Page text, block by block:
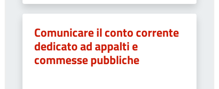
Comunicare il conto corrente
dedicato ad appalti e
commesse pubbliche